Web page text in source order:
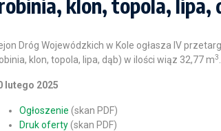
klon, topola, lipa,
Dróg Wojewódzkich w Kole ogłasza IV
klon, topola, lipa, dąb) w ilości wiąz 32,77 m3
lutego 2025
Ogłoszenie (skan PDF)
Druk oferty(skan PDF)